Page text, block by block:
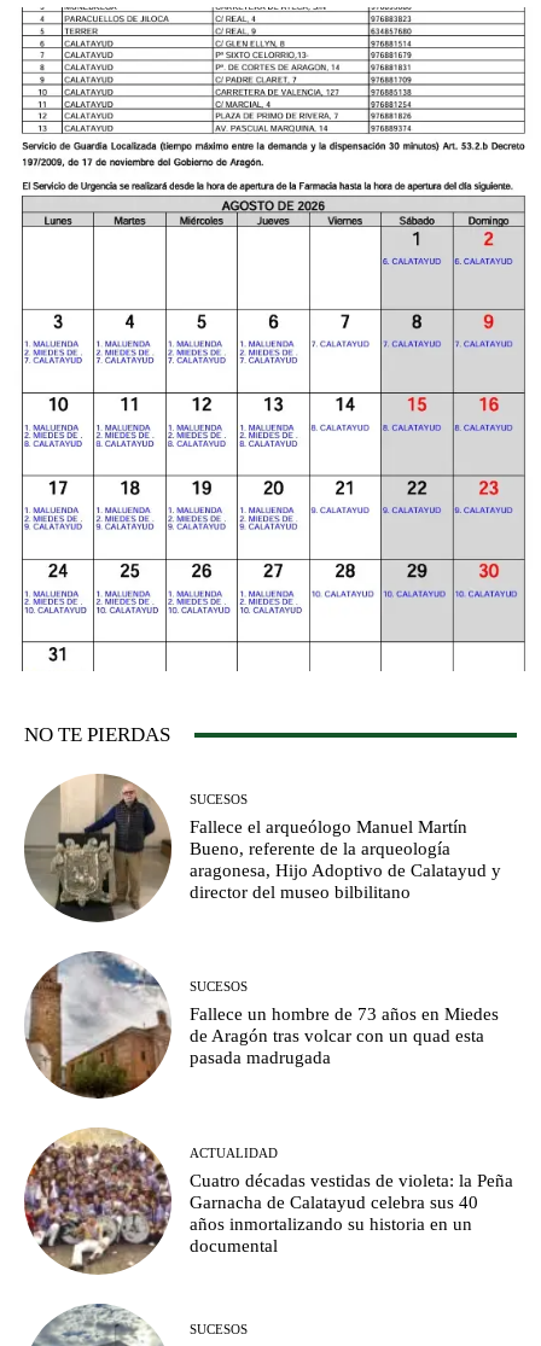
NO TE PIERDAS
SUCESOS
Fallece el arqueólogo Manuel Martín
Bueno, referente de la arqueología
aragonesa, Hijo Adoptivo de Calatayud y
director del museo bilbilitano
SUCESOS
Fallece un hombre de 73 años en Miedes
de Aragón tras volcar con un quad esta
pasada madrugada
ACTUALIDAD
Cuatro décadas vestidas de violeta: la Peña
Garnacha de Calatayud celebra sus 40
años inmortalizando su historia en un
documental
SUCESOS